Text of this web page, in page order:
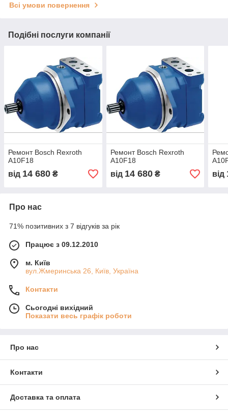
Всі умови повернення
Подібні послуги компанії
Ремонт Bosch Rexroth
A10F18
від 14 680 ₴
Ремонт Bosch Rexroth
A10F18
від 14 680₴ від
Про нас
71% позитивних з 7 відгуків за рік
Працює з 09.12.2010
м. Київ
вул.Жмеринська 26, Київ, Україна
Контакти
Сьогодні вихідний
Показати весь графік роботи
Про нас
Контакти
Доставка та оплата